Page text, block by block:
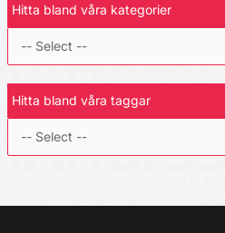
Hitta bland våra kategorier
Hitta bland våra taggar